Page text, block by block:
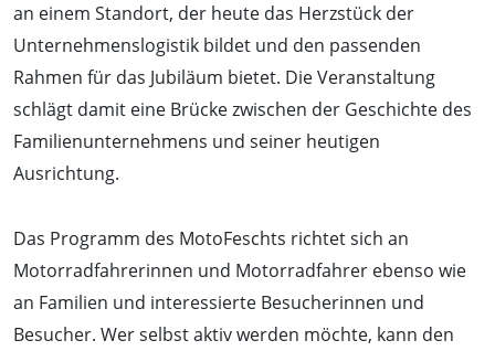
an einem Standort, der heute das Herzstück der
Unternehmenslogistik bildet und den passenden
Rahmen für das Jubiläum bietet. Die Veranstaltung
schlägt damit eine Brücke zwischen der Geschichte des
Familienunternehmens und seiner heutigen
Ausrichtung.
Das Programm des MotoFeschts richtet sich an
Motorradfahrerinnen und Motorradfahrer ebenso wie
an Familien und interessierte Besucherinnen und
Besucher. Wer selbst aktiv werden möchte, kann den